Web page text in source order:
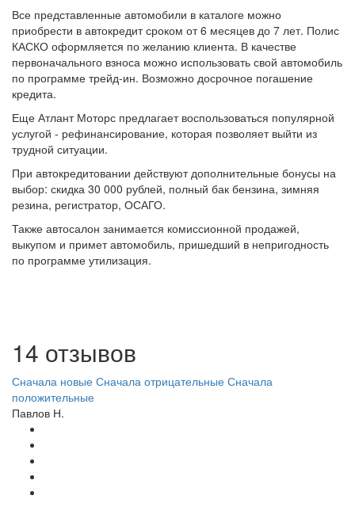
Все представленные автомобили в каталоге можно
приобрести в автокредит сроком от 6 месяцев до 7 лет. Полис
КАСКО оформляется по желанию клиента. В качестве
первоначального взноса можно использовать свой автомобиль
по программе трейд-ин. Возможно досрочное погашение
кредита.
Еще Атлант Моторс предлагает воспользоваться популярной
услугой - рефинансирование, которая позволяет выйти из
трудной ситуации.
При автокредитовании действуют дополнительные бонусы на
выбор: скидка 30 000 рублей, полный бак бензина, зимняя
резина, регистратор, ОСАГО.
Также автосалон занимается комиссионной продажей,
выкупом и примет автомобиль, пришедший в непригодность
по программе утилизация.
14 отзывов
Сначала новые Сначала отрицательные Сначала
положительные
Павлов Н.